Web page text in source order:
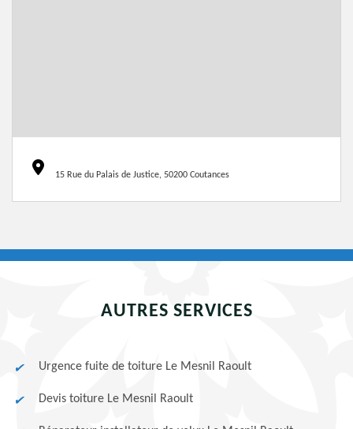
15 Rue du Palais de Justice, 50200 Coutances
AUTRES SERVICES
Urgence fuite de toiture Le Mesnil Raoult
Devis toiture Le Mesnil Raoult